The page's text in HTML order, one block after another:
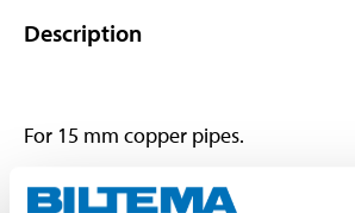
Description
For 15 mm copper pipes.